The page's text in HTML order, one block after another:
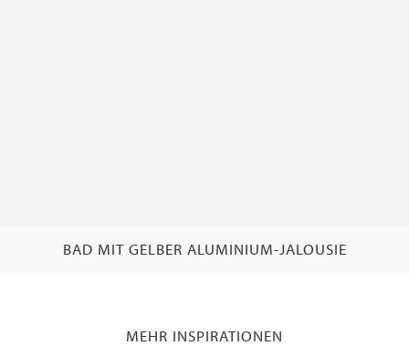
BAD MIT GELBER ALUMINIUM-JALOUSIE
MEHR INSPIRATIONEN